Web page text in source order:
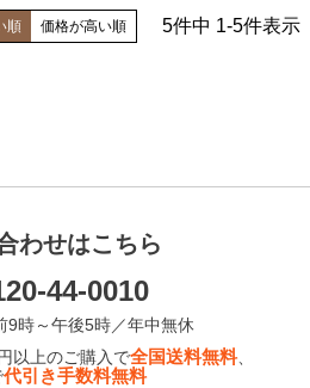
順 価格が高い順 5件中 1-5件表示
わせはこちら
44-0010
9時～午後5時／年中無休
以上のご購入で全国送料無料、
代引き手数料無料